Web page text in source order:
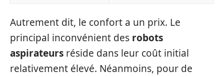
Autrement dit, le confort a un prix. Le
principal inconvénient des robots
aspirateurs réside dans leur coût initial
relativement élevé. Néanmoins, pour de